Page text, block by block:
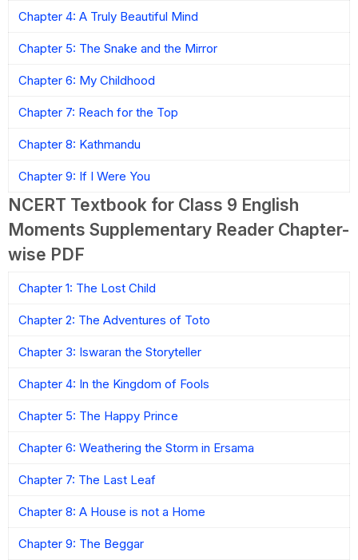
Chapter 4: A Truly Beautiful Mind
Chapter 5: The Snake and the Mirror
Chapter 6: My Childhood
Chapter 7: Reach for the Top
Chapter 8: Kathmandu
Chapter 9: If I Were You
NCERT Textbook for Class 9 English
Moments Supplementary Reader Chapter-
wise PDF
Chapter 1: The Lost Child
Chapter 2: The Adventures of Toto
Chapter 3: Iswaran the Storyteller
Chapter 4: In the Kingdom of Fools
Chapter 5: The Happy Prince
Chapter 6: Weathering the Storm in Ersama
Chapter 7: The Last Leaf
Chapter 8: A House is not a Home
Chapter 9: The Beggar